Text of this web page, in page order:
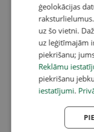
ģeolokācijas
uz šo vietni.
uz leģitīmajām
piekrišanu;
Reklāmu
piekrišanu
iestatījumi.